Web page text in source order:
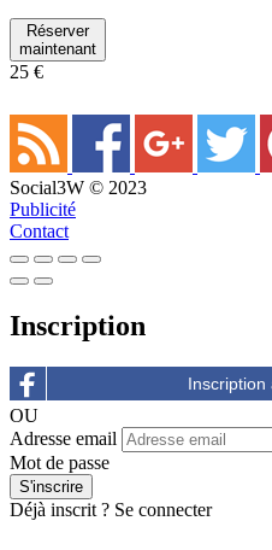
Réserver
maintenant
25 €
Social3W © 2023
Publicité
Contact
Inscription
OU
Adresse email
Mot de passe
Déjà inscrit ? Se connecter